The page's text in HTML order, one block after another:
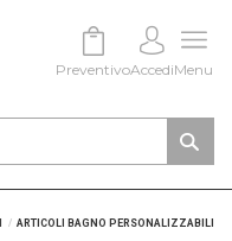
PreventivoAccediMenu
ARTICOLI BAGNO PERSONALIZZABILI